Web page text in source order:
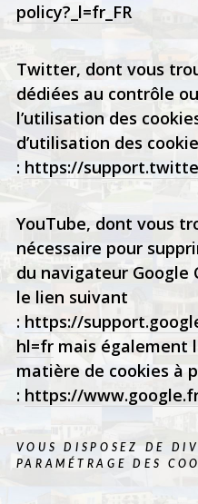
policy?_l=fr_FR
Twitter, dont vous
dédiées au contrôle
l’utilisation des
d’utilisation des
: https://
YouTube, dont vous
nécessaire pour
du navigateur Google
le lien suivant
: https://
hl=frmais également
matière de cookies à
: https://
VOUS DISPOSEZ DE
PARAMÉTRAGE DES